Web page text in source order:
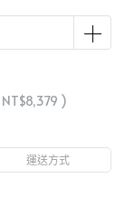
NT$8,379 )
運送方式